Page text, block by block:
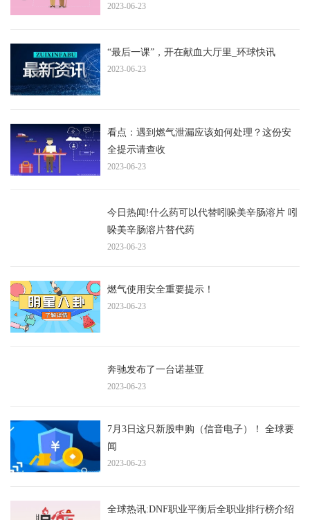
2023-06-23
“最后一课”，开在献血大厅里_环球快讯
2023-06-23
看点：遇到燃气泄漏应该如何处理？这份安
全提示请查收
2023-06-23
今日热闻!什么药可以代替吲哚美辛肠溶片 吲
哚美辛肠溶片替代药
2023-06-23
燃气使用安全重要提示！
2023-06-23
奔驰发布了一台诺基亚
2023-06-23
7月3日这只新股申购（信音电子）！ 全球要
闻
2023-06-23
全球热讯:DNF职业平衡后全职业排行榜介绍